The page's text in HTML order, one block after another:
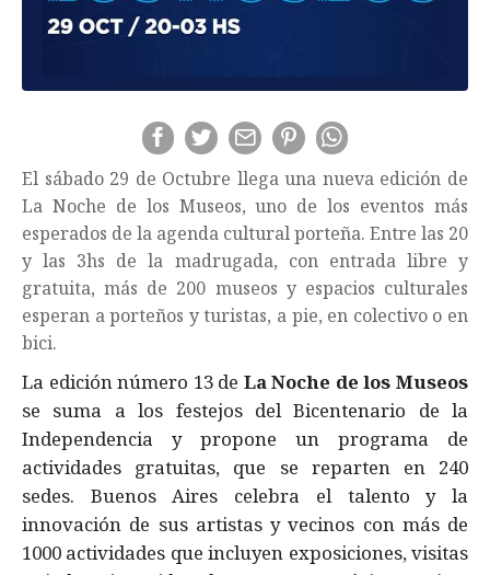
El sábado 29 de Octubre llega una nueva edición de
La Noche de los Museos, uno de los eventos más
esperados de la agenda cultural porteña. Entre las 20
y las 3hs de la madrugada, con entrada libre y
gratuita, más de 200 museos y espacios culturales
esperan a porteños y turistas, a pie, en colectivo o en
bici.
La edición número 13 de La Noche de los Museos
se suma a los festejos del Bicentenario de la
Independencia y propone un programa de
actividades gratuitas, que se reparten en 240
sedes. Buenos Aires celebra el talento y la
innovación de sus artistas y vecinos con más de
1000 actividades que incluyen exposiciones, visitas